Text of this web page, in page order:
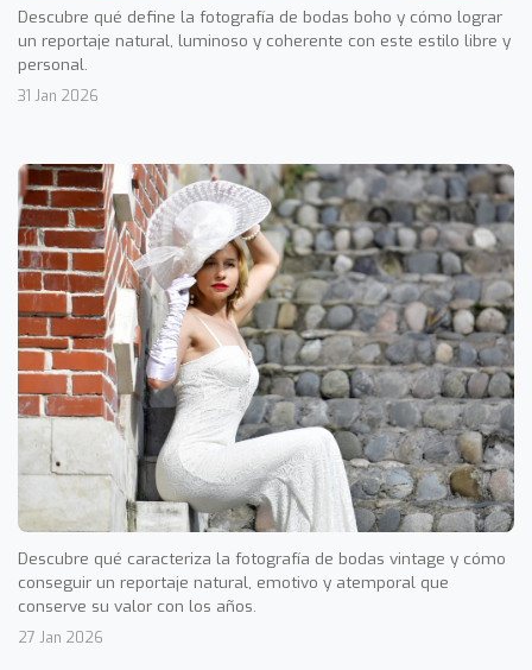
Descubre qué define la fotografía de bodas boho y cómo lograr
un reportaje natural, luminoso y coherente con este estilo libre y
personal.
31 Jan 2026
Descubre qué caracteriza la fotografía de bodas vintage y cómo
conseguir un reportaje natural, emotivo y atemporal que
conserve su valor con los años.
27 Jan 2026